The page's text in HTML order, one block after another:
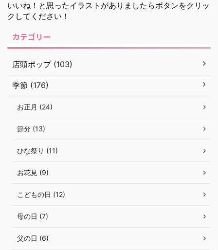
いいね！と思ったイラストがありましたらボタンをクリッ
クしてください！
カテゴリー
店頭ポップ (103)
季節 (176)
お正月 (24)
節分 (13)
ひな祭り (11)
お花見 (9)
こどもの日 (12)
母の日 (7)
父の日 (6)